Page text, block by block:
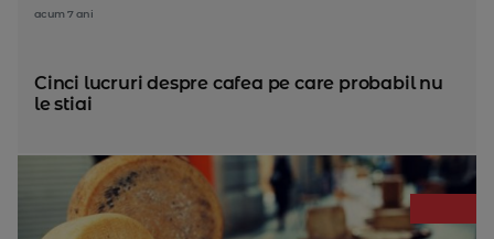
acum 7 ani
Cinci lucruri despre cafea pe care probabil nu
le stiai